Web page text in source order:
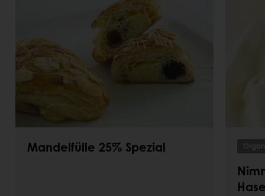
Mandelfülle 25% Spezial